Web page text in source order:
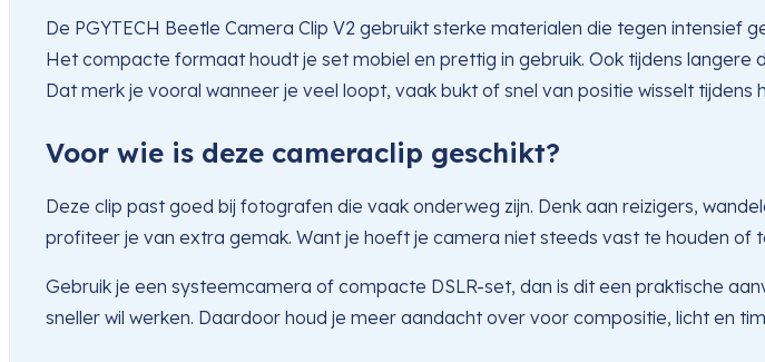
De PGYTECH Beetle Camera Clip V2 gebruikt sterke materialen die tegen intensief
Het compacte formaat houdt je set mobiel en prettig in gebruik. Ook tijdens
Dat merk je vooral wanneer je veel loopt, vaak bukt of snel van positie wisselt tijdens
Voor wie is deze cameraclip geschikt?
Deze clip past goed bij fotografen die vaak onderweg zijn. Denk aan reizigers,
profiteer je van extra gemak. Want je hoeft je camera niet steeds vast te houden of
Gebruik je een systeemcamera of compacte DSLR-set, dan is dit een praktische
sneller wil werken. Daardoor houd je meer aandacht over voor compositie, licht en